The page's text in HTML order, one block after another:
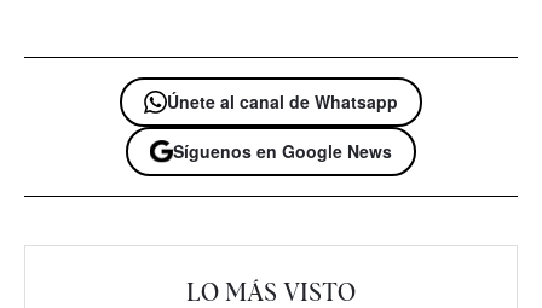
Únete al canal de Whatsapp
Síguenos en Google News
LO MÁS VISTO